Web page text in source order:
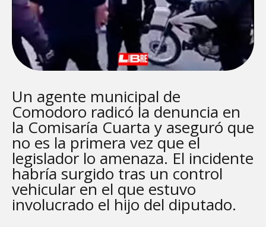
Un agente municipal de
Comodoro radicó la denuncia en
la Comisaría Cuarta y aseguró que
no es la primera vez que el
legislador lo amenaza. El incidente
habría surgido tras un control
vehicular en el que estuvo
involucrado el hijo del diputado.